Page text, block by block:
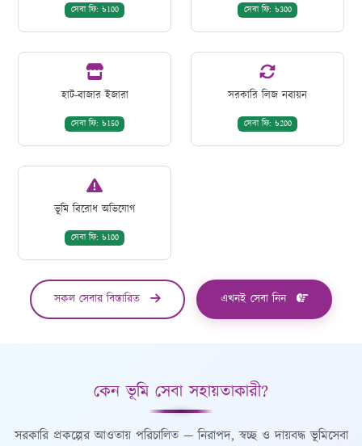
সেবা ফি: ৳100 সেবা ফি: ৳300
হাট-বাজার ইজারা
সেবা ফি: ৳150
সরকারি লিজ নবায়ন
সেবা ফি: ৳200
ভূমি বিরোধ অভিযোগ
সেবা ফি: ৳100
সকল সেবার বিস্তারিত এখনই সেবা নিন
কেন ভূমি সেবা সহায়তাকারী?
সরকারি প্রকল্পের আওতায় পরিচালিত — নিরাপদ, স্বচ্ছ ও দায়বদ্ধ ভূমিসেবা